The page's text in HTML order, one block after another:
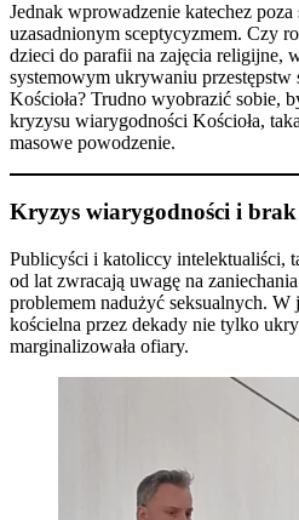
Jednak wprowadzenie katechez poza
uzasadnionym sceptycyzmem. Czy
dzieci do parafii na zajęcia religijne,
systemowym ukrywaniu przestępstw
Kościoła? Trudno wyobrazić sobie,
kryzysu wiarygodności Kościoła,
masowe powodzenie.
Kryzys wiarygodności i brak
Publicyści i katoliccy intelektualiści,
od lat zwracają uwagę na
problemem nadużyć seksualnych. W
kościelna przez dekady nie tylko
marginalizowała ofiary.